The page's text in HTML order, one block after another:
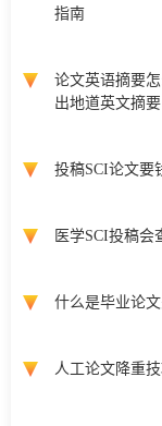
指南
论文英语摘要
出地道英文摘要
投稿SCI论文要
医学SCI投稿
什么是毕业论
人工论文降重